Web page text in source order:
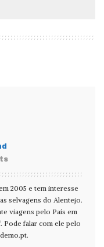
2005 e tem interesse
selvagens do Alentejo.
viagens pelo País em
Pode falar com ele pelo
.